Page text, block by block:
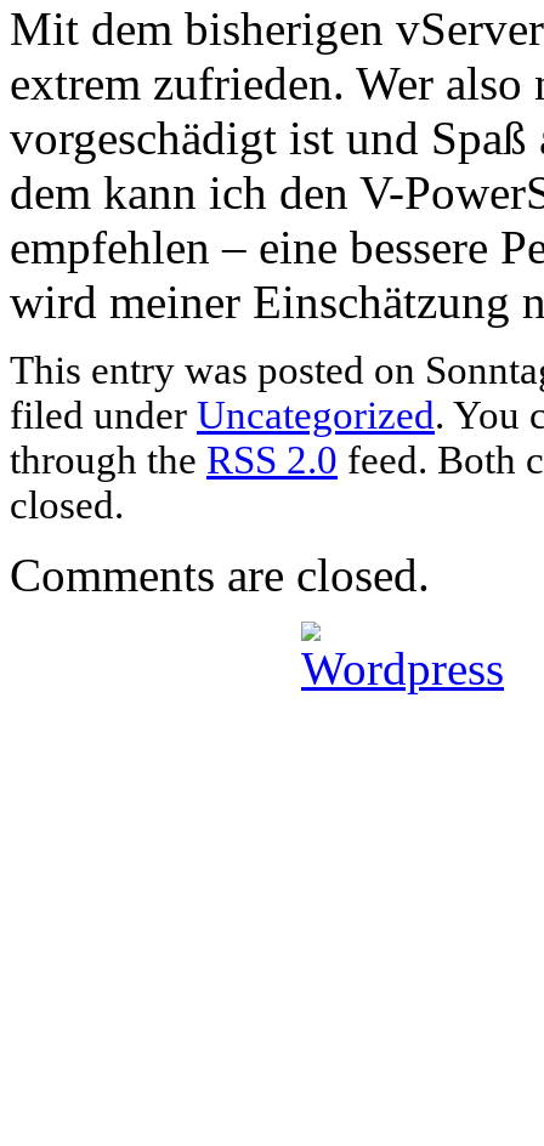
Mit dem bisherigen
extrem zufrieden. Wer
vorgeschädigt ist und
dem kann ich den V-
empfehlen – eine bessere
wird meiner Einschätzung
This entry was posted on
filed under Uncategorized. You
through the RSS 2.0 feed. Both
closed.
Comments are closed.